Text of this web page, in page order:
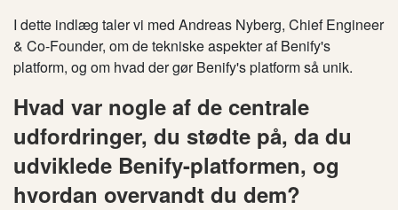
I dette indlæg taler vi med Andreas Nyberg, Chief Engineer
& Co-Founder, om de tekniske aspekter af Benify's
platform, og om hvad der gør Benify's platform så unik.
Hvad var nogle af de centrale
udfordringer, du stødte på, da du
udviklede Benify-platformen, og
hvordan overvandt du dem?